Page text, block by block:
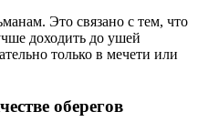
Это связано с тем, что
доходить до ушей
только в мечети или
оберегов